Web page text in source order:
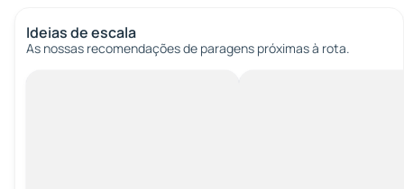
Ideias de escala
As nossas recomendações de paragens próximas à rota.